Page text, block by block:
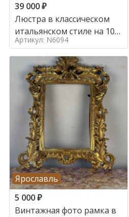
39 000₽
Люстра в классическом
итальянском стиле на 10
ламп. в стиле
Артикул: N6094
Ярославль
5 000₽
Винтажная фото рамка в